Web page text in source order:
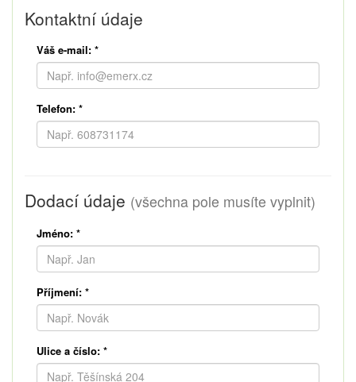
Kontaktní údaje
Váš e-mail: *
Telefon: *
Dodací údaje (všechna pole musíte vyplnit)
Jméno: *
Příjmení: *
Ulice a číslo: *